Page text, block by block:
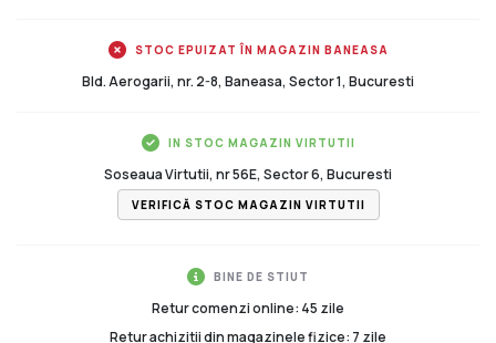
STOC EPUIZAT ÎN MAGAZIN BANEASA
Bld. Aerogarii, nr. 2-8, Baneasa, Sector 1, Bucuresti
IN STOC MAGAZIN VIRTUTII
Soseaua Virtutii, nr 56E, Sector 6, Bucuresti
VERIFICĂ STOC MAGAZIN VIRTUTII
BINE DE STIUT
Retur comenzi online: 45 zile
Retur achizitii din magazinele fizice: 7 zile